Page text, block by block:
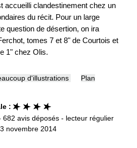
accueilli clandestinement chez un
du récit. Pour un large
question de désertion, on ira
tomes 7 et 8" de Courtois et
1" chez Olis.
d'illustrations
Plan
:
682 avis déposés - lecteur régulier
novembre 2014